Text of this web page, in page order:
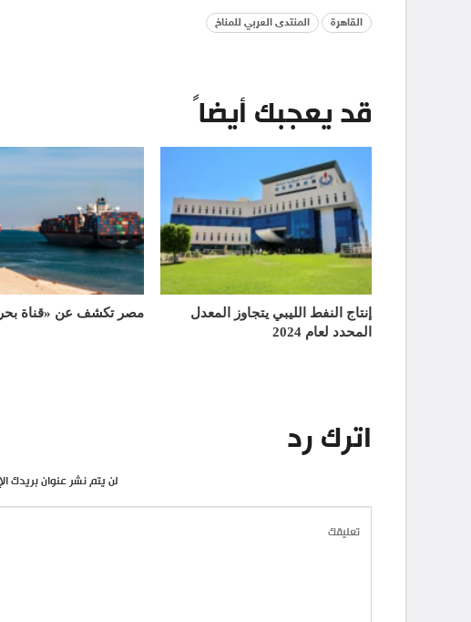
القاهرة المنتدى العربي للمناخ
قد يعجبك أيضاً
إنتاج النفط الليبي يتجاوز المعدل
المحدد لعام 2024
مصر تكشف عن «قناة
اترك رد
لن يتم نشر عنوان بريدك